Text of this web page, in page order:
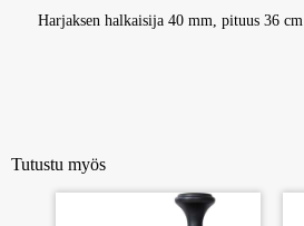
Harjaksen halkaisija 40 mm, pituus 36 cm
Tutustu myös